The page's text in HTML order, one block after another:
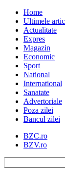
Home
Ultimele
Actualitate
Expres
Magazin
Economic
Sport
National
International
Sanatate
Advertoriale
Poza zilei
Bancul zilei
BZC.ro
BZV.ro